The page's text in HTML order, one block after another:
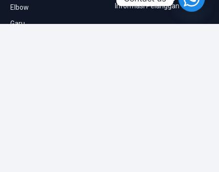
Elbow
Garu
Informasi Pelanggan